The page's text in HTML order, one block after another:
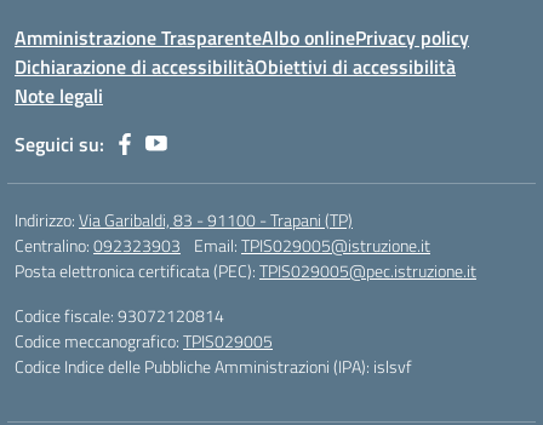
Amministrazione TrasparenteAlbo onlinePrivacy policy
Dichiarazione di accessibilitàObiettivi di accessibilità
Note legali
Seguici su:
Indirizzo:Via Garibaldi, 83 - 91100 - Trapani (TP)
Centralino:092323903 Email:TPIS029005@istruzione.it
Posta elettronica certificata (PEC):TPIS029005@pec.istruzione.it
Codice fiscale: 93072120814
Codice meccanografico:TPIS029005
Codice Indice delle Pubbliche Amministrazioni (IPA): islsvf